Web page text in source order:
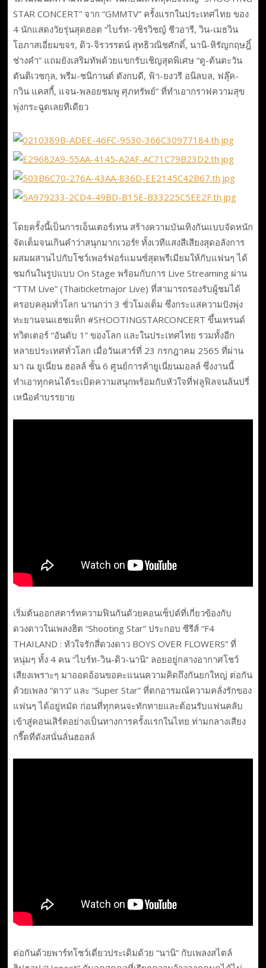
STAR CONCERT” จาก “GMMTV” ครั้งแรกในประเทศไทย ของ
4 นักแสดงวัยรุ่นสุดฮอต “ไบร์ท-วชิรวิชญ์ ชีวอารี, วิน-เมธวิน
โอภาสเอี่ยมขจร, ดิว-จิรวรรตน์ สุทธิวณิชศักดิ์, นานิ-หิรัญกฤษฎิ์
ช่างคำ” แถมยังเสริมทัพด้วยแขกรับเชิญสุดพิเศษ “ตู-ต้นตะวัน
ตันติเวชกุล, พรีม-ชนิกานต์ ตังกบดี, ฟ้า-ยงวรี อนิลบล, ฟลุ๊ค-
กวิน แคสกี้, แจน-พลอยชมพู ศุภทรัพย์” ที่ทำเอากราฟความสุข
พุ่งกระฉูดเลยทีเดียว
โดยครั้งนี้เป็นการเอ็นเตอร์เทน สร้างความบันเทิงกันแบบจัดหนัก
จัดเต็มจนเกินคำว่าสนุกมากเวอร์!! ทั้งเวทีแสงสีเสียงสุดอลังการ
ผสมผสานไปกับโชว์เพอร์ฟอร์แมนซ์สุดพรีเมียมให้กับแฟนๆ ได้
ชมกันในรูปแบบ On Stage พร้อมกับการ Live Streaming ผ่าน
“TTM Live” (Thaiticketmajor Live) ที่สามารถรองรับผู้ชมได้
ครอบคลุมทั่วโลก นานกว่า 3 ชั่วโมงเต็ม ซึ่งกระแสความปังพุ่ง
ทะยานจนแฮชแท็ก #SHOOTINGSTARCONCERT ขึ้นเทรนด์
ทวิตเตอร์ “อันดับ 1” ของโลก และในประเทศไทย รวมทั้งอีก
หลายประเทศทั่วโลก เมื่อวันเสาร์ที่ 23 กรกฎาคม 2565 ที่ผ่าน
มา ณ ยูเนี่ยน ฮอลล์ ชั้น 6 ศูนย์การค้ายูเนี่ยนมอลล์ ซึ่งงานนี้
ทำเอาทุกคนได้ระเบิดความสนุกพร้อมกับหัวใจที่ฟลูฟิลจนล้นปรี่
เหนือคำบรรยาย
เริ่มต้นออกสตาร์ทความฟินกันด้วยคอนเซ็ปต์ที่เกี่ยวข้องกับ
ดวงดาวในเพลงฮิต “Shooting Star” ประกอบ ซีรีส์ “F4
THAILAND : หัวใจรักสี่ดวงดาว BOYS OVER FLOWERS” ที่
หนุ่มๆ ทั้ง 4 คน “ไบร์ท-วิน-ดิว-นานิ” ลอยอยู่กลางอากาศโชว์
เสียงเพราะๆ มาออดอ้อนขอคะแนนความคิดถึงกันยกใหญ่ ต่อกัน
ด้วยเพลง “ดาว” และ “Super Star” ที่ตกอารมณ์ความคลั่งรักของ
แฟนๆ ได้อยู่หมัด ก่อนที่ทุกคนจะทักทายและต้อนรับแฟนคลับ
เข้าสู่คอนเสิร์ตอย่างเป็นทางการครั้งแรกในไทย ท่ามกลางเสียง
กรี๊ดที่ดังสนั่นลั่นฮอลล์
ต่อกันด้วยพาร์ทโชว์เดี่ยวประเดิมด้วย “นานิ” กับเพลงสไตล์